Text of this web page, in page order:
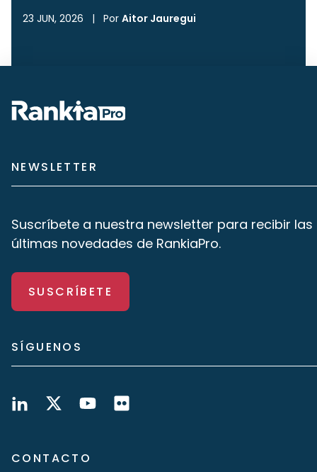
23 JUN, 2026 | Por Aitor Jauregui
NEWSLETTER
Suscríbete a nuestra newsletter para recibir las
últimas novedades de RankiaPro.
SUSCRÍBETE
SÍGUENOS
CONTACTO